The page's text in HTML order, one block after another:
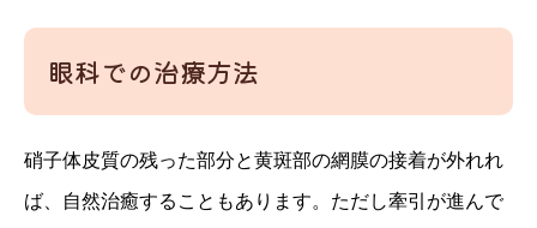
眼科での治療方法
硝子体皮質の残った部分と黄斑部の網膜の接着が外れれ
ば、自然治癒することもあります。ただし牽引が進んで